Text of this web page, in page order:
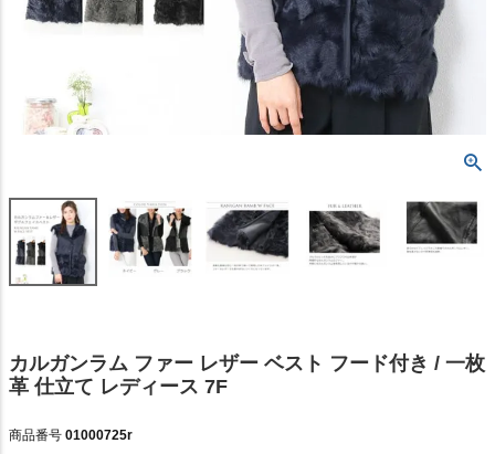
カルガンラム ファー レザー ベスト フード付き / 一枚
革 仕立て レディース 7F
商品番号 01000725r